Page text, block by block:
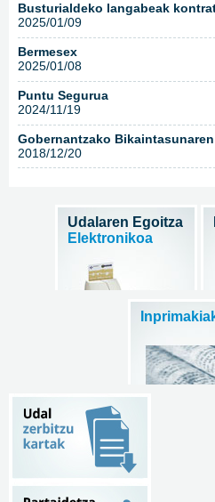
Busturialdeko langabeak
2025/01/09
Bermesex
2025/01/08
Puntu Segurua
2024/11/19
Gobernantzako
2018/12/20
Udalaren Egoitza
Elektronikoa